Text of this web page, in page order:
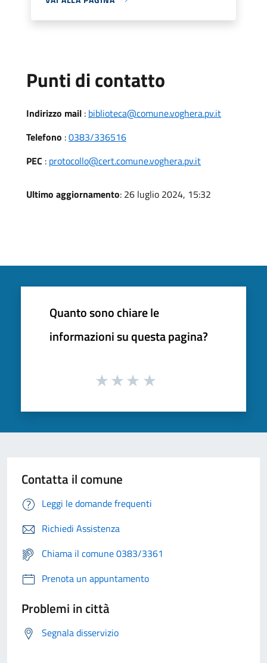
Punti di contatto
Indirizzo mail : biblioteca@comune.voghera.pv.it
Telefono :0383/336516
PEC : protocollo@cert.comune.voghera.pv.it
Ultimo aggiornamento: 26 luglio 2024, 15:32
Quanto sono chiare le
informazioni su questa pagina?
Contatta il comune
Leggi le domande frequenti
Richiedi Assistenza
Chiama il comune 0383/3361
Prenota un appuntamento
Problemi in città
Segnala disservizio